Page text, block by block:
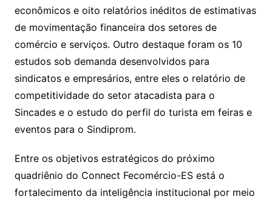
econômicos e oito relatórios inéditos de estimativas
de movimentação financeira dos setores de
comércio e serviços. Outro destaque foram os 10
estudos sob demanda desenvolvidos para
sindicatos e empresários, entre eles o relatório de
competitividade do setor atacadista para o
Sincades e o estudo do perfil do turista em feiras e
eventos para o Sindiprom.
Entre os objetivos estratégicos do próximo
quadriênio do Connect Fecomércio-ES está o
fortalecimento da inteligência institucional por meio